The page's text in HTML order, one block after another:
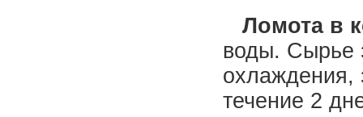
Ломота в
воды. Сырье
охлаждения,
течение 2